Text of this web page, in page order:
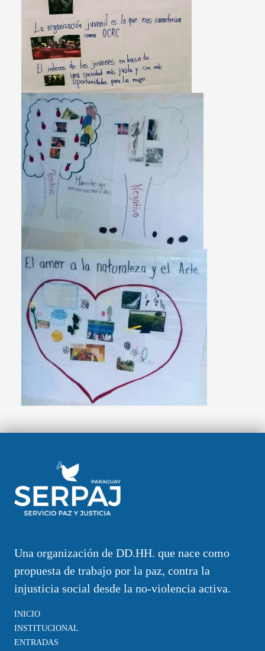
Una organización de DD.HH. que nace como
propuesta de trabajo por la paz, contra la
injusticia social desde la no-violencia activa.
INICIO
INSTITUCIONAL
ENTRADAS